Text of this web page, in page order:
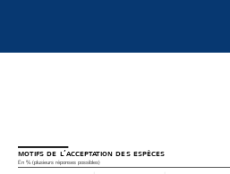
motifs de l’acceptation des espèces
En % (plusieurs réponses possibles)